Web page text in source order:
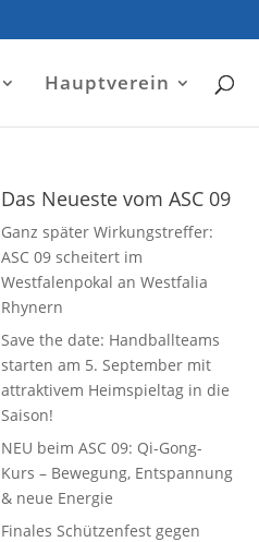
Hauptverein
Das Neueste vom ASC 09
Ganz später Wirkungstreffer:
ASC 09 scheitert im
Westfalenpokal an Westfalia
Rhynern
Save the date: Handballteams
starten am 5. September mit
attraktivem Heimspieltag in die
Saison!
NEU beim ASC 09: Qi-Gong-
Kurs – Bewegung, Entspannung
& neue Energie
Finales Schützenfest gegen